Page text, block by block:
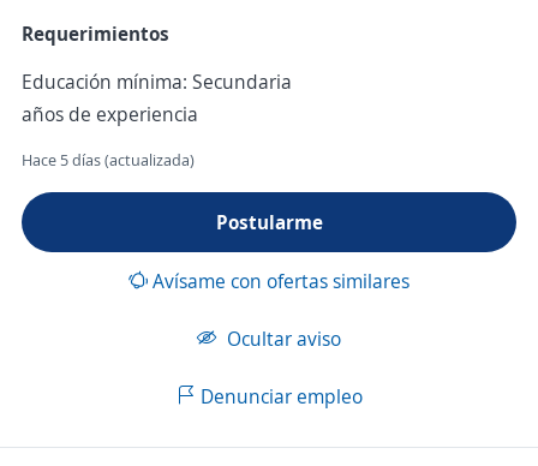
Requerimientos
Educación mínima: Secundaria
años de experiencia
Hace 5 días (actualizada)
Postularme
Avísame con ofertas similares
Ocultar aviso
Denunciar empleo